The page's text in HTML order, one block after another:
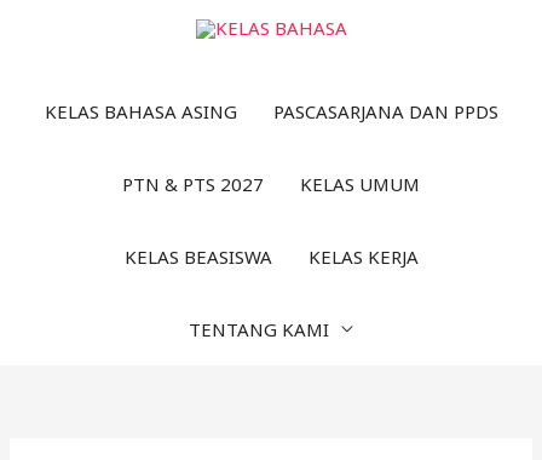
KELAS BAHASA ASING
PASCASARJANA DAN PPDS
PTN & PTS 2027 KELAS UMUM
KELAS BEASISWA KELAS KERJA
TENTANG KAMI